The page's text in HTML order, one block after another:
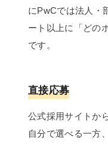
にPwCでは法人・
ート以上に「どの
です。
直接応募
公式採用サイトか
自分で選べる一方